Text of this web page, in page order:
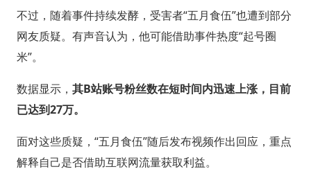
不过，随着事件持续发酵，受害者“五月食伍”也遭到部分
网友质疑。有声音认为，他可能借助事件热度“起号圈
米”。
数据显示， 其B站账号粉丝数在短时间内迅速上涨，目前
已达到27万。
面对这些质疑，“五月食伍”随后发布视频作出回应，重点
解释自己是否借助互联网流量获取利益。